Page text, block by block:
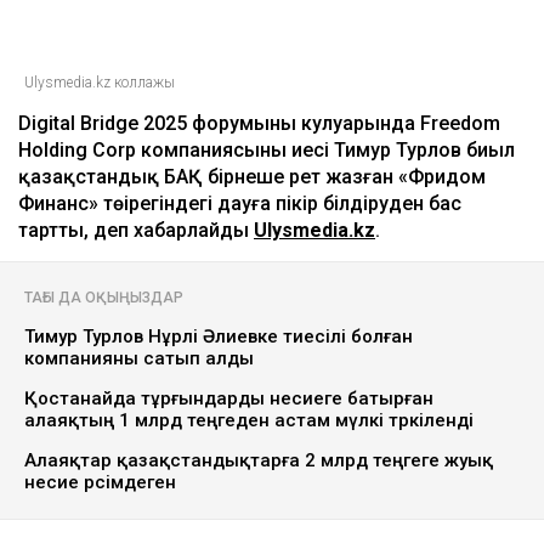
Ulysmedia.kz коллажы
Digital Bridge 2025 форумының кулуарында Freedom
Holding Corp компаниясының иесі Тимур Турлов биыл
қазақстандық БАҚ бірнеше рет жазған «Фридом
Финанс» төңірегіндегі дауға пікір білдіруден бас
тартты, деп хабарлайды Ulysmedia.kz.
ТАҒЫ ДА ОҚЫҢЫЗДАР
Тимур Турлов Нұрәлі Әлиевке тиесілі болған
компанияны сатып алды
Қостанайда тұрғындарды несиеге батырған
алаяқтың 1 млрд теңгеден астам мүлкі тәркіленді
Алаяқтар қазақстандықтарға 2 млрд теңгеге жуық
несие рәсімдеген